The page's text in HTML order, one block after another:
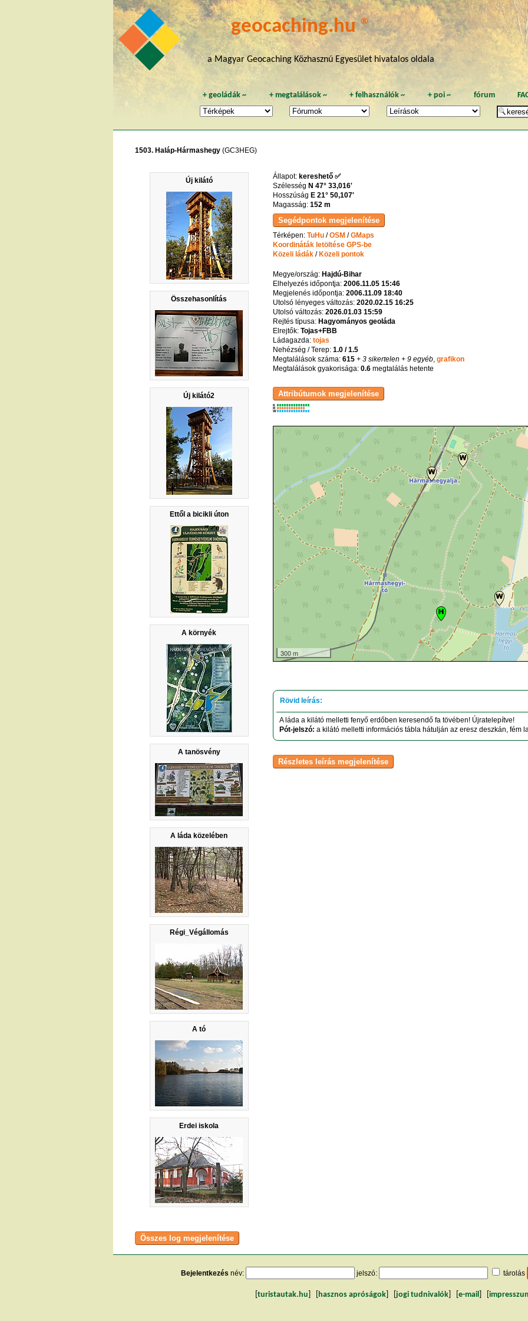
geocaching.hu ®
a Magyar Geocaching Közhasznú Egyesület hivatalos oldala
+geoládák ~ + megtalálások~ +felhasználók ~ + poi~ fórum
1503. Haláp-Hármashegy (GC3HEG)
Új kilátó
Összehasonlítás
Új kilátó2
Ettől a bicikli úton
A környék
A tanösvény
A láda közelében
Régi_Végállomás
A tó
Erdei iskola
Állapot: kereshető ✅
Szélesség N 47° 33,016'
Hosszúság E 21° 50,107'
Magasság: 152 m
Térképen: TuHu/OSM/GMaps
Koordináták letöltése GPS-be
Közeli ládák/Közeli pontok
Megye/ország: Hajdú-Bihar
Elhelyezés időpontja: 2006.11.05 15:46
Megjelenés időpontja: 2006.11.09 18:40
Utolsó lényeges változás: 2020.02.15 16:25
Utolsó változás: 2026.01.03 15:59
Rejtés típusa: Hagyományos geoláda
Elrejtők: Tojas+FBB
Ládagazda: tojas
Nehézség / Terep: 1.0 / 1.5
Megtalálások száma: 615+ 3 sikertelen + 9 egyéb, grafikon
Megtalálások gyakorisága: 0.6megtalálás hetente
K
R
W
300 m
A láda a kilátó melletti fenyő erdőben keresendő fa tövében! Újratelepítve!
Pót-jelszó: a kilátó melletti információs tábla hátulján az eresz deszkán, fém
Bejelentkezés név: jelszó: tárolás
turistautak.hu hasznos apróságok jogi tudnivalók e-mail